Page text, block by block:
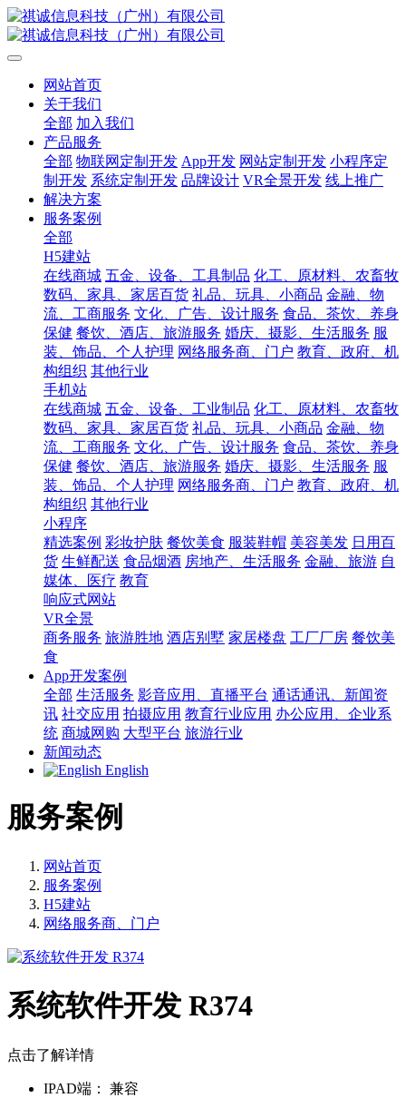
网站首页
关于我们
全部 加入我们
产品服务
全部 物联网定制开发 App开发 网站定制开发 小程序定
制开发 系统定制开发 品牌设计 VR全景开发 线上推广
解决方案
服务案例
全部
H5建站
在线商城 五金、设备、工具制品 化工、原材料、农畜牧
数码、家具、家居百货 礼品、玩具、小商品 金融、物
流、工商服务 文化、广告、设计服务 食品、茶饮、养身
保健 餐饮、酒店、旅游服务 婚庆、摄影、生活服务 服
装、饰品、个人护理 网络服务商、门户 教育、政府、机
构组织 其他行业
手机站
在线商城 五金、设备、工业制品 化工、原材料、农畜牧
数码、家具、家居百货 礼品、玩具、小商品 金融、物
流、工商服务 文化、广告、设计服务 食品、茶饮、养身
保健 餐饮、酒店、旅游服务 婚庆、摄影、生活服务 服
装、饰品、个人护理 网络服务商、门户 教育、政府、机
构组织 其他行业
小程序
精选案例 彩妆护肤 餐饮美食 服装鞋帽 美容美发 日用百
货 生鲜配送 食品烟酒 房地产、生活服务 金融、旅游 自
媒体、医疗 教育
响应式网站
VR全景
商务服务 旅游胜地 酒店别墅 家居楼盘 工厂厂房 餐饮美
食
App开发案例
全部 生活服务 影音应用、直播平台 通话通讯、新闻资
讯 社交应用 拍摄应用 教育行业应用 办公应用、企业系
统 商城网购 大型平台 旅游行业
新闻动态
English
服务案例
网站首页
服务案例
H5建站
网络服务商、门户
系统软件开发 R374
点击了解详情
IPAD端：
兼容